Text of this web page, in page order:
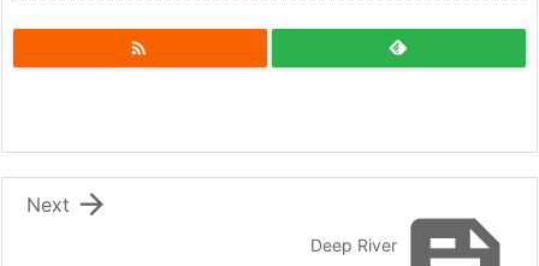

Deep River

Next